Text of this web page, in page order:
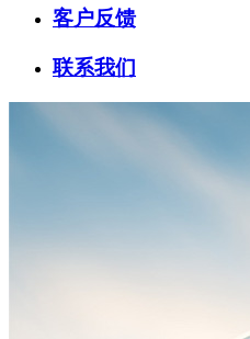
客户反馈
联系我们